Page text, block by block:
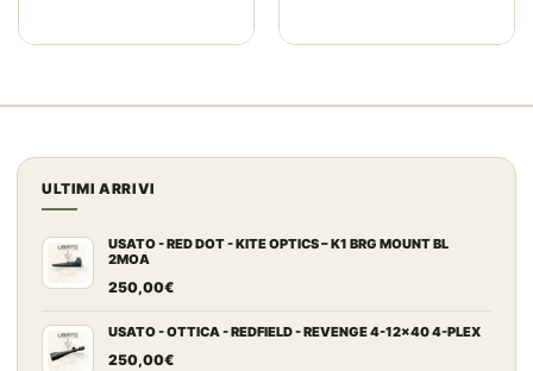
ULTIMI ARRIVI
USATO - RED DOT - KITE OPTICS – K1 BRG MOUNT BL
2MOA
250,00€
USATO - OTTICA - REDFIELD - REVENGE 4-12x40 4-PLEX
250,00€